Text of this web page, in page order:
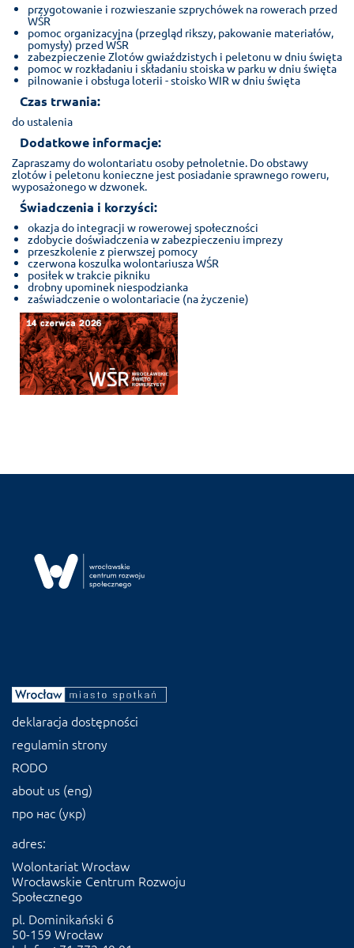
przygotowanie i rozwieszanie szprychówek na rowerach przed
WŚR
pomoc organizacyjna (przegląd rikszy, pakowanie materiałów,
pomysły) przed WŚR
zabezpieczenie Zlotów gwiaździstych i peletonu w dniu święta
pomoc w rozkładaniu i składaniu stoiska w parku w dniu święta
pilnowanie i obsługa loterii - stoisko WIR w dniu święta
Czas trwania:
do ustalenia
Dodatkowe informacje:
Zapraszamy do wolontariatu osoby pełnoletnie. Do obstawy
zlotów i peletonu konieczne jest posiadanie sprawnego roweru,
wyposażonego w dzwonek.
Świadczenia i korzyści:
okazja do integracji w rowerowej społeczności
zdobycie doświadczenia w zabezpieczeniu imprezy
przeszkolenie z pierwszej pomocy
czerwona koszulka wolontariusza WŚR
posiłek w trakcie pikniku
drobny upominek niespodzianka
zaświadczenie o wolontariacie (na życzenie)
deklaracja dostępności
regulamin strony
RODO
about us (eng)
про нас (укр)
adres:
Wolontariat Wrocław
Wrocławskie Centrum Rozwoju
Społecznego
pl. Dominikański 6
50-159 Wrocław